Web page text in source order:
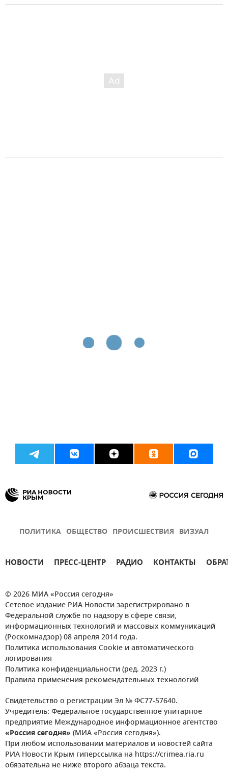
ПОЛИТИКА ОБЩЕСТВО ПРОИСШЕСТВИЯ ВИЗУАЛ
НОВОСТИ ПРЕСС-ЦЕНТР РАДИО КОНТАКТЫ
© 2026 МИА «Россия сегодня»
Сетевое издание РИА Новости зарегистрировано в
Федеральной службе по надзору в сфере связи,
информационных технологий и массовых коммуникаций
(Роскомнадзор) 08 апреля 2014 года.
Политика использования Cookie и автоматического
логирования
Политика конфиденциальности (ред. 2023 г.)
Правила применения рекомендательных технологий
Свидетельство о регистрации Эл № ФС77-57640.
Учредитель: Федеральное государственное унитарное
предприятие Международное информационное агентство
«Россия сегодня» (МИА «Россия сегодня»).
При любом использовании материалов и новостей сайта
РИА Новости Крым гиперссылка на https://crimea.ria.ru
обязательна не ниже второго абзаца текста.